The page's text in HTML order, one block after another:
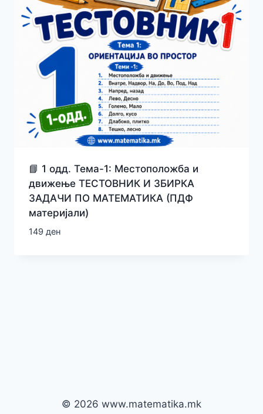
📘 1 одд. Тема-1: Местоположба и
движење ТЕСТОВНИК И ЗБИРКА
ЗАДАЧИ ПО МАТЕМАТИКА (ПДФ
материјали)
149 ден
© 2026 www.matematika.mk